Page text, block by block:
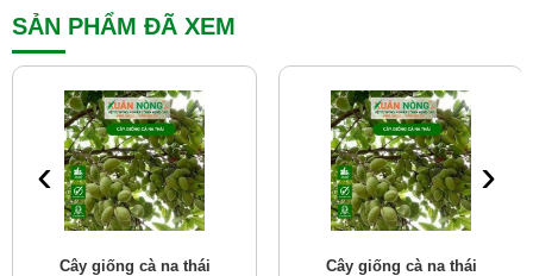
SẢN PHẨM ĐÃ XEM
Cây giống cà na thái Cây giống cà na thái
‹ ›